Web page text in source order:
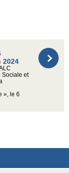
2024
Sociale et
», le 6